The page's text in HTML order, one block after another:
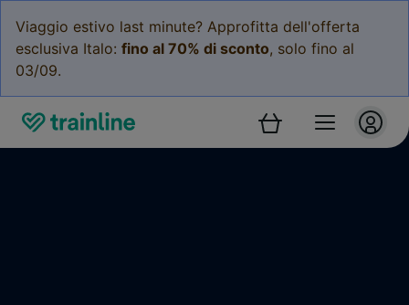
Viaggio estivo last minute? Approfitta dell'offerta
esclusiva Italo: fino al 70% di sconto, solo fino al
03/09.